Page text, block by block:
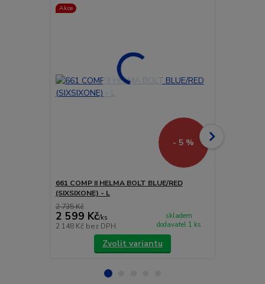
Akce
- 5 %
661 COMP II HELMA BOLT BLUE/RED
(SIXSIXONE) - L
2 735 Kč
2 599 Kč/ks
2 148 Kč bez DPH
skladem
dodavatel 1 ks
Zvolit variantu